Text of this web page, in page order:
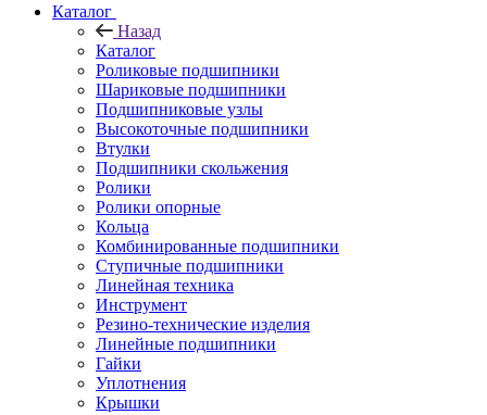
Каталог
Назад
Каталог
Роликовые подшипники
Шариковые подшипники
Подшипниковые узлы
Высокоточные подшипники
Втулки
Подшипники скольжения
Ролики
Ролики опорные
Кольца
Комбинированные подшипники
Ступичные подшипники
Линейная техника
Инструмент
Резино-технические изделия
Линейные подшипники
Гайки
Уплотнения
Крышки